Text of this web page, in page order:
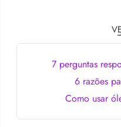
7 perguntas
6 razões
Como usar